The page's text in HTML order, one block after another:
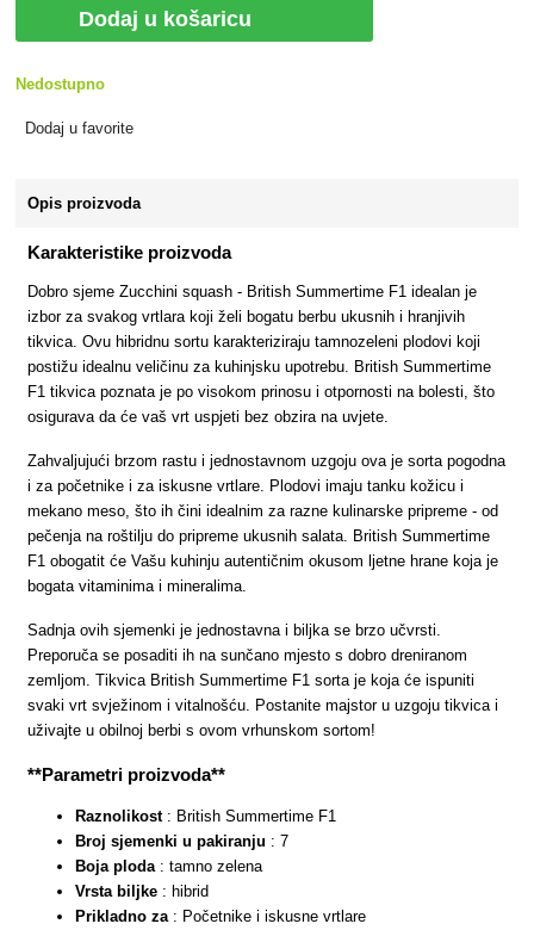
Dodaj u košaricu
Nedostupno
Dodaj u favorite
Opis proizvoda
Karakteristike proizvoda
Dobro sjeme Zucchini squash - British Summertime F1 idealan je
izbor za svakog vrtlara koji želi bogatu berbu ukusnih i hranjivih
tikvica. Ovu hibridnu sortu karakteriziraju tamnozeleni plodovi koji
postižu idealnu veličinu za kuhinjsku upotrebu. British Summertime
F1 tikvica poznata je po visokom prinosu i otpornosti na bolesti, što
osigurava da će vaš vrt uspjeti bez obzira na uvjete.
Zahvaljujući brzom rastu i jednostavnom uzgoju ova je sorta pogodna
i za početnike i za iskusne vrtlare. Plodovi imaju tanku kožicu i
mekano meso, što ih čini idealnim za razne kulinarske pripreme - od
pečenja na roštilju do pripreme ukusnih salata. British Summertime
F1 obogatit će Vašu kuhinju autentičnim okusom ljetne hrane koja je
bogata vitaminima i mineralima.
Sadnja ovih sjemenki je jednostavna i biljka se brzo učvrsti.
Preporuča se posaditi ih na sunčano mjesto s dobro dreniranom
zemljom. Tikvica British Summertime F1 sorta je koja će ispuniti
svaki vrt svježinom i vitalnošću. Postanite majstor u uzgoju tikvica i
uživajte u obilnoj berbi s ovom vrhunskom sortom!
**Parametri proizvoda**
Raznolikost: British Summertime F1
Broj sjemenki u pakiranju : 7
Boja ploda : tamno zelena
Vrsta biljke : hibrid
Prikladno za : Početnike i iskusne vrtlare